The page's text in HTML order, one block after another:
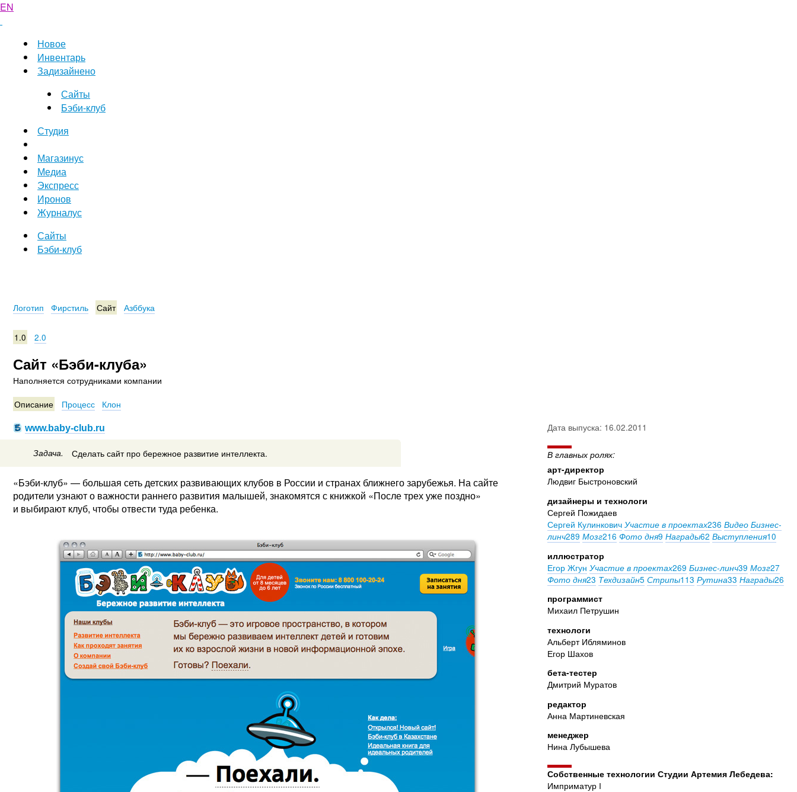
EN
Новое
Инвентарь
Задизайнено
Сайты
Бэби-клуб
Студия
Магазинус
Медиа
Экспресс
Иронов
Журналус
Сайты
Бэби-клуб
Логотип Фирстиль Сайт Азббука
1.0 2.0
Сайт «Бэби-клуба»
Наполняется сотрудниками компании
Описание
Процесс Клон
www.baby-club.ru
Задача. Сделать сайт про бережное развитие интеллекта.
«Бэби-клуб» — большая сеть детских развивающих клубов в России и странах ближнего зарубежья. На сайте
родители узнают о важности раннего развития малышей, знакомятся с книжкой «После трех уже поздно»
и выбирают клуб, чтобы отвести туда ребенка.
Дата выпуска: 16.02.2011
В главных ролях:
арт-директор
Людвиг Быстроновский
дизайнеры и технологи
Сергей Пожидаев
Сергей Кулинкович Участие в проектах236 Видео Бизнес-
линч289 Мозг216 Фото дня9 Награды62 Выступления10
иллюстратор
Егор Жгун Участие в проектах269 Бизнес-линч39 Мозг27
Фото дня23 Техдизайн5 Стрипы113 Рутина33 Награды26
программист
Михаил Петрушин
технологи
Альберт Ибляминов
Егор Шахов
бета-тестер
Дмитрий Муратов
редактор
Анна Мартиневская
менеджер
Нина Лубышева
Собственные технологии Студии Артемия Лебедева:
Имприматур I